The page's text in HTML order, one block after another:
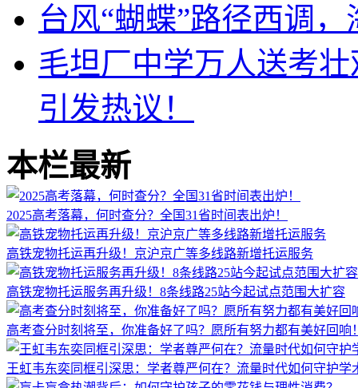
台风“蝴蝶”路径西调
毛坦厂中学万人送考
引发热议！
本栏最新
2025高考落幕，何时查分？全国31省时间表出炉！
高铁宠物托运再升级！京沪京广等多线路新增托运服务
高铁宠物托运服务再升级！8条线路25站今起试点范围大扩容
高考查分时刻将至，你准备好了吗？愿所有努力都有美好回响
王虹韦东奕同框引深思：学者尊严何在？流量时代如何守护学